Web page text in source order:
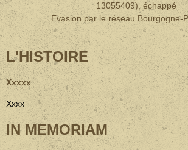
13055409), échappé
Evasion par le réseau Bourgogne-
L'HISTOIRE
Xxxxx
Xxxx
IN MEMORIAM